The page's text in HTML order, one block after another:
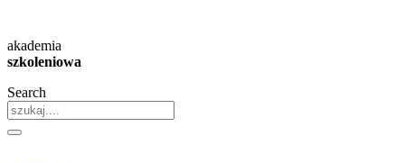
treści
akademia
szkoleniowa
Search